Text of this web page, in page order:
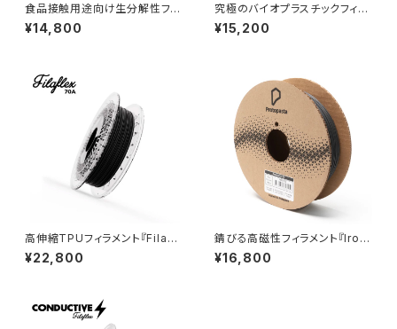
食品接触用途向け生分解性フィ
ラメント『NonOilen』
¥14,800
究極のバイオプラスチックフィラ
メント『allPHA』
¥15,200
高伸縮TPUフィラメント『Filafl
ex 70A』
¥22,800
錆びる高磁性フィラメント『Iron
-filled Metal Composite P
LA』
¥16,800